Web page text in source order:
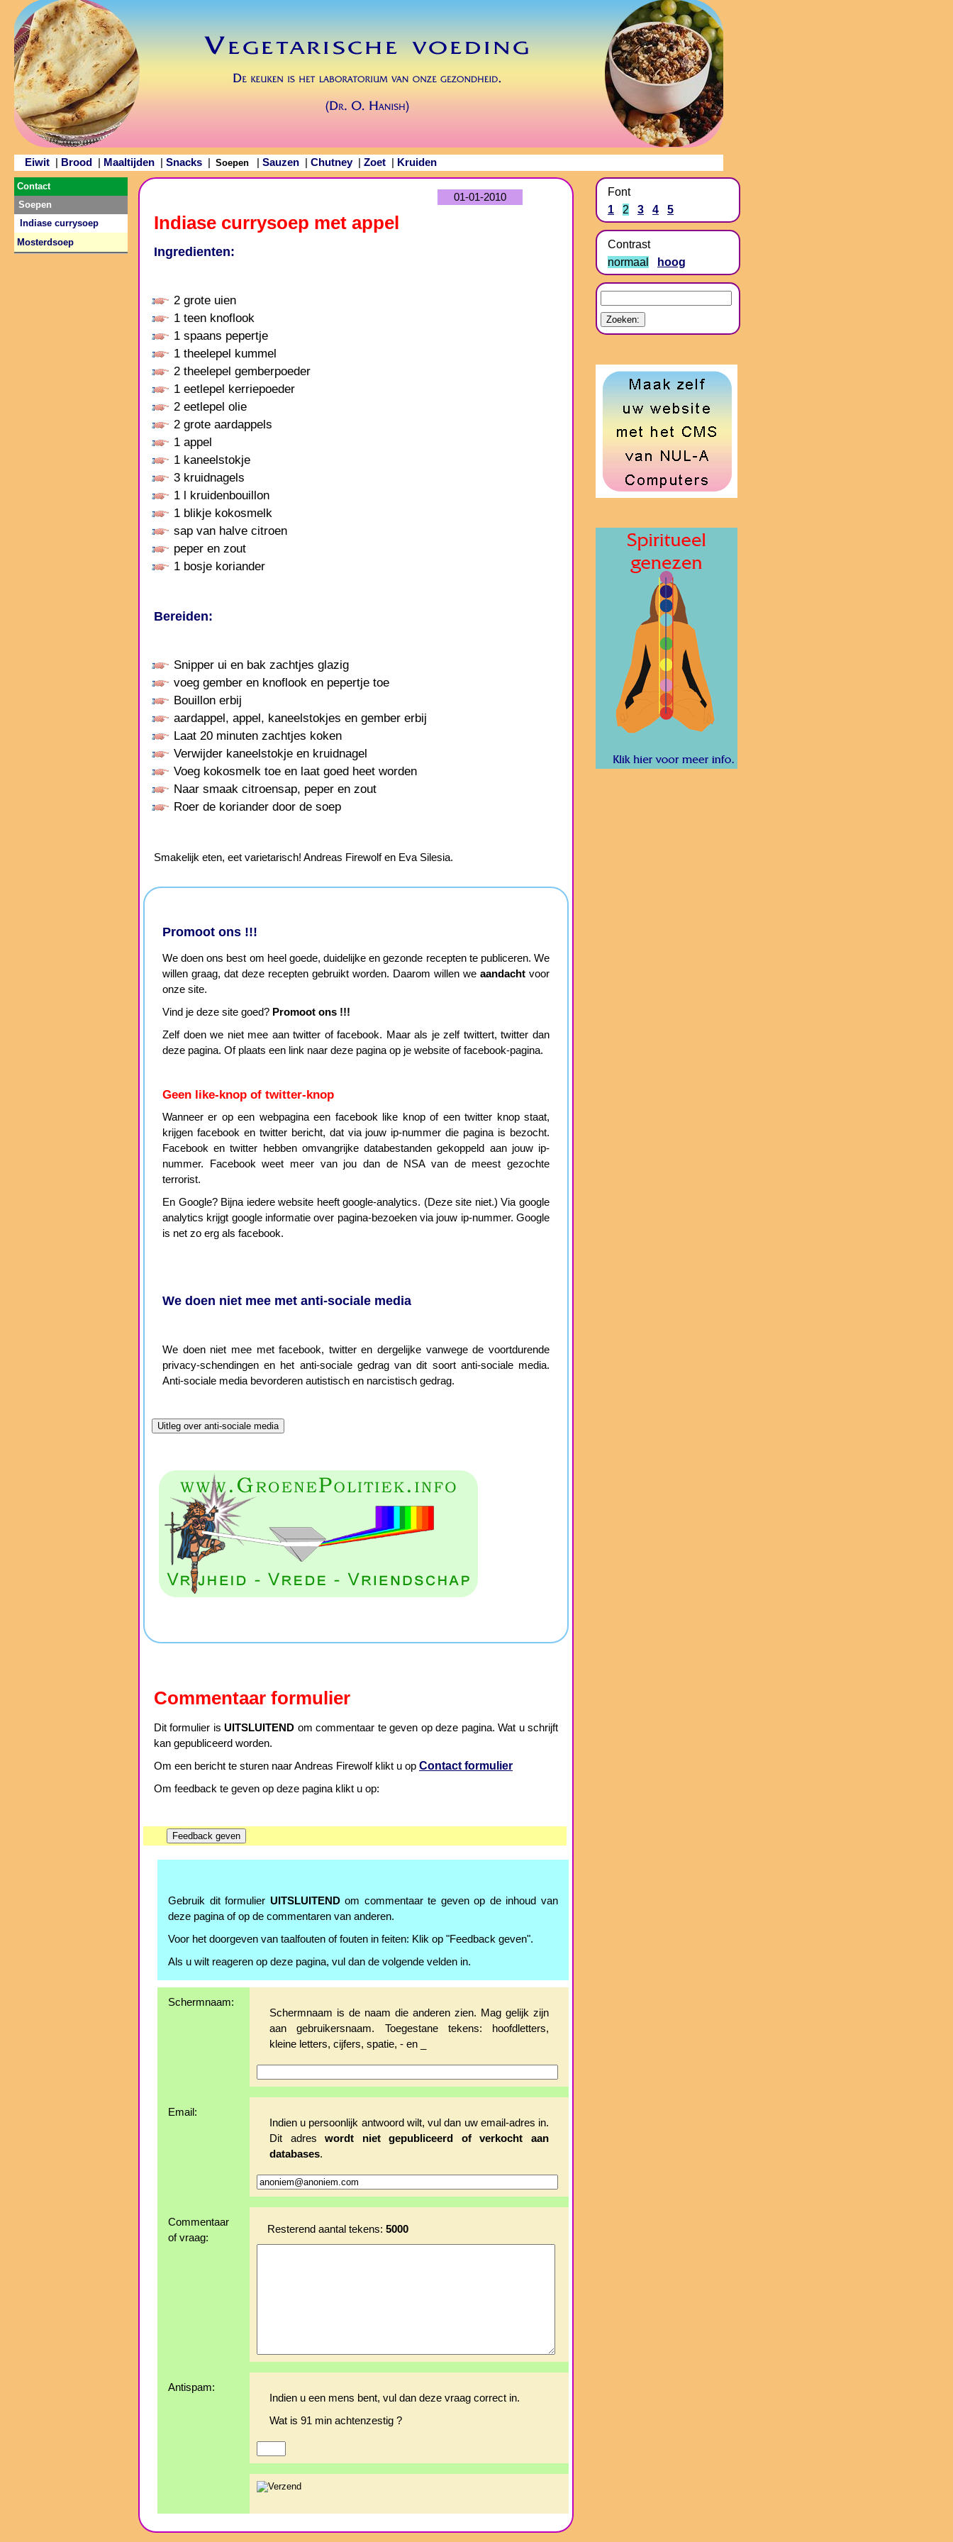
Eiwit Brood Maaltijden Snacks Soepen Sauzen Chutney| Zoet Kruiden
01-01-2010
Indiase currysoep met appel
Ingredienten:
2 grote uien
1 teen knoflook
1 spaans pepertje
1 theelepel kummel
2 theelepel gemberpoeder
1 eetlepel kerriepoeder
2 eetlepel olie
2 grote aardappels
1 appel
1 kaneelstokje
3 kruidnagels
1 l kruidenbouillon
1 blikje kokosmelk
sap van halve citroen
peper en zout
1 bosje koriander
Bereiden:
Snipper ui en bak zachtjes glazig
voeg gember en knoflook en pepertje toe
Bouillon erbij
aardappel, appel, kaneelstokjes en gember erbij
Laat 20 minuten zachtjes koken
Verwijder kaneelstokje en kruidnagel
Voeg kokosmelk toe en laat goed heet worden
Naar smaak citroensap, peper en zout
Roer de koriander door de soep
Smakelijk eten, eet varietarisch! Andreas Firewolf en Eva Silesia.
Promoot ons !!!
We doen ons best om heel goede, duidelijke en gezonde recepten te publiceren. We
willen graag, dat deze recepten gebruikt worden. Daarom willen we aandacht voor
onze site.
Vind je deze site goed? Promoot ons !!!
Zelf doen we niet mee aan twitter of facebook. Maar als je zelf twittert, twitter dan
deze pagina. Of plaats een link naar deze pagina op je website of facebook-pagina.
Geen like-knop of twitter-knop
Wanneer er op een webpagina een facebook like knop of een twitter knop staat,
krijgen facebook en twitter bericht, dat via jouw ip-nummer die pagina is bezocht.
Facebook en twitter hebben omvangrijke databestanden gekoppeld aan jouw ip-
nummer. Facebook weet meer van jou dan de NSA van de meest gezochte
terrorist.
En Google? Bijna iedere website heeft google-analytics. (Deze site niet.) Via google
analytics krijgt google informatie over pagina-bezoeken via jouw ip-nummer. Google
is net zo erg als facebook.
We doen niet mee met anti-sociale media
We doen niet mee met facebook, twitter en dergelijke vanwege de voortdurende
privacy-schendingen en het anti-sociale gedrag van dit soort anti-sociale media.
Anti-sociale media bevorderen autistisch en narcistisch gedrag.
Commentaar formulier
Dit formulier isUITSLUITEND om commentaar te geven op deze pagina. Wat u schrijft
kan gepubliceerd worden.
Om een bericht te sturen naar Andreas Firewolf klikt u op Contact formulier
Om feedback te geven op deze pagina klikt u op:
Gebruik dit formulier UITSLUITENDom commentaar te geven op de inhoud van
deze pagina of op de commentaren van anderen.
Voor het doorgeven van taalfouten of fouten in feiten: Klik op "Feedback geven".
Als u wilt reageren op deze pagina, vul dan de volgende velden in.
Schermnaam:
Schermnaam is de naam die anderen zien. Mag gelijk zijn
aan gebruikersnaam. Toegestane tekens: hoofdletters,
kleine letters, cijfers, spatie, - en _
Email:
Indien u persoonlijk antwoord wilt, vul dan uw email-adres in.
Dit adreswordt niet gepubliceerd of verkocht aan
databases.
Commentaar
of vraag:
Resterend aantal tekens: 5000
Antispam:
Indien u een mens bent, vul dan deze vraag correct in.
Wat is 91 min achtenzestig ?
Contact
Soepen
Indiase currysoep
Mosterdsoep
Font
1
2 3 4 5
Contrast
normaal
hoog